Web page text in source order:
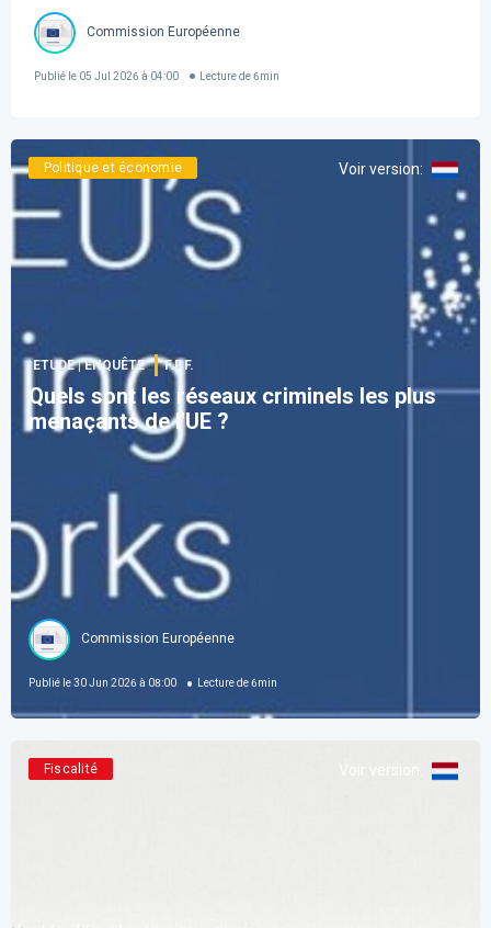
Commission Européenne
Publié le 05 Jul 2026 à 04:00 Lecture de 6min
Politique et économie Voir version:
ETUDE | ENQUÊTE F.F.F.
Quels sont les réseaux criminels les plus
menaçants de l'UE ?
Commission Européenne
Publié le30 Jun 2026 à 08:00 Lecture de 6min
Fiscalité